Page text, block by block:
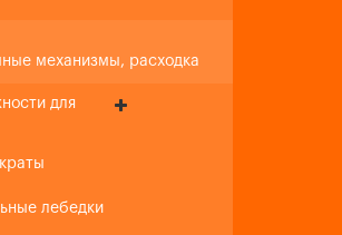
механизмы, расходка
для
лебедки